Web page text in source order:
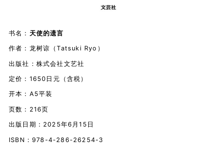
书名： 天使的遗言
作者：龙树谅（Tatsuki Ryo）
出版社：株式会社文艺社
定价：1650日元（含税）
开本：A5平装
页数：216页
出版日期：2025年6月15日
ISBN：978-4-286-26254-3